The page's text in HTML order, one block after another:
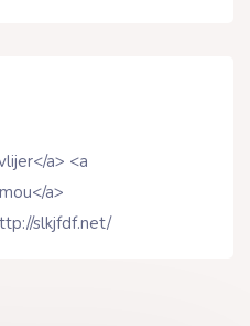
a> <a
a>
slkjfdf.net/